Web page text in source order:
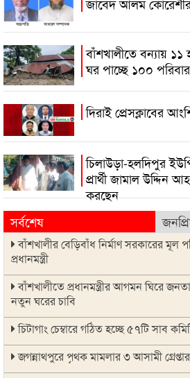
বাঁশখালীতে বন্যায় ১১
ঘর পাচ্ছে ১০০ পরিবার
দিরাই প্রেসক্লাবের
চিলাউড়া-হলদিপুর
প্রার্থী জামাল উদ্দিন
করছেন
সর্বশেষ
বাঁশখালীর বেড়িবাঁধ নির্মাণ সরকারের মূল
প্রধানমন্ত্রী
বাঁশখালীতে প্রধানমন্ত্রীর আগমন ঘিরে
নতুন ঘরের চাবি
চিটাগাং চেম্বারে গঠিত হচ্ছে ৫৭টি সাব
জগন্নাথপুরে পৃথক মামলার ৩ আসামী গ্রেপ্তার